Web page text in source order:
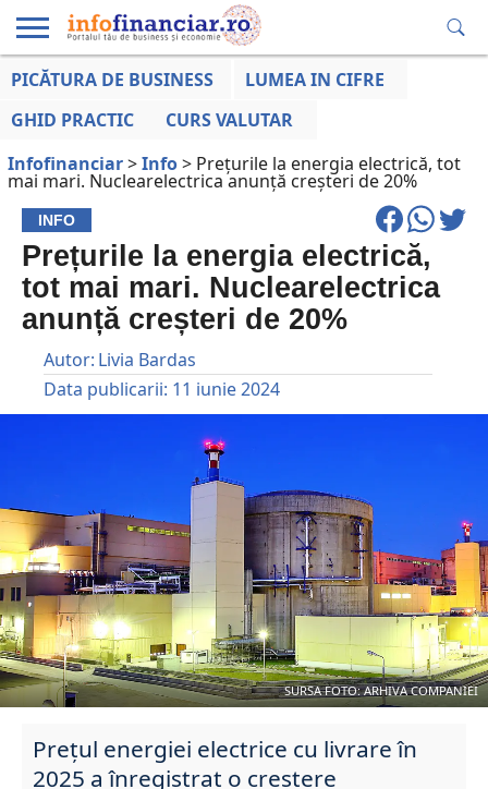
EDUCAȚIE
LA ZI
AFACERILOR
PICĂTURA DE BUSINESS
LUMEA IN CIFRE
GHID PRACTIC
CURS VALUTAR
Infofinanciar>Info> Prețurile la energia electrică, tot
mai mari. Nuclearelectrica anunță creșteri de 20%
INFO
Prețurile la energia electrică,
tot mai mari. Nuclearelectrica
anunță creșteri de 20%
Autor: Livia Bardas
Data publicarii: 11 iunie 2024
SURSA FOTO: ARHIVA COMPANIEI
Prețul energiei electrice cu livrare în
2025 a înregistrat o creștere